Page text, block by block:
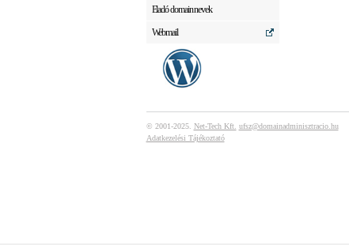
Eladó domain nevek
Webmail
© 2001-2025. Net-Tech Kft. ufsz@domainadminisztracio.hu
Adatkezelési Tájékoztató